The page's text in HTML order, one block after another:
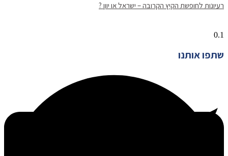
רעיונות לחופשת הקיץ הקרובה – ישראל או יוון ?
שתפו אותנו